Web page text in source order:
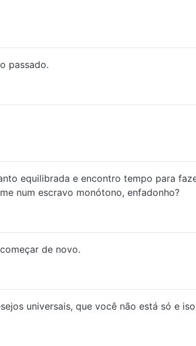
passado.
equilibrada e encontro tempo para
num escravo monótono, enfadonho?
de novo.
universais, que você não está só e